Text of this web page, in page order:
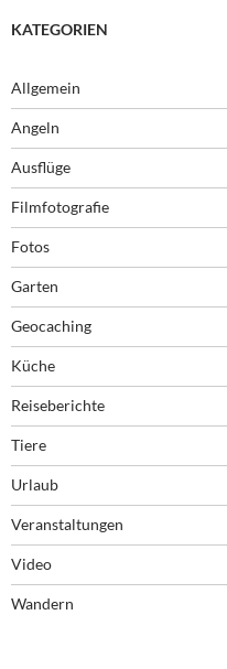
KATEGORIEN
Allgemein
Angeln
Ausflüge
Filmfotografie
Fotos
Garten
Geocaching
Küche
Reiseberichte
Tiere
Urlaub
Veranstaltungen
Video
Wandern